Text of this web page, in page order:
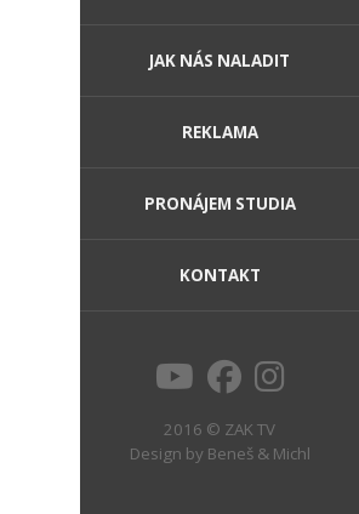
JAK NÁS NALADIT
REKLAMA
PRONÁJEM STUDIA
KONTAKT
2016 © ZAK TV
Design by Beneš & Michl